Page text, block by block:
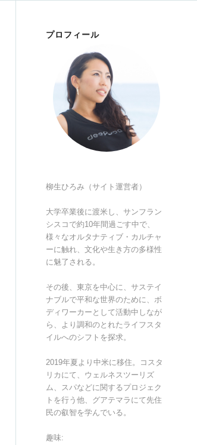
プロフィール
柳生ひろみ（サイト運営者）
大学卒業後に渡米し、サンフラン
シスコで約10年間過ごす中で、
様々なオルタナティブ・カルチャ
ーに触れ、文化や生き方の多様性
に魅了される。
その後、東京を中心に、サステイ
ナブルで平和な世界のために、ボ
ディワーカーとして活動中しなが
ら、より調和のとれたライフスタ
イルへのシフトを探求。
2019年夏より中米に移住。コスタ
リカにて、ウェルネスツーリズ
ム、スパなどに関するプロジェク
トを行う他、グアテマラにて先住
民の叡智を学んでいる。
趣味: